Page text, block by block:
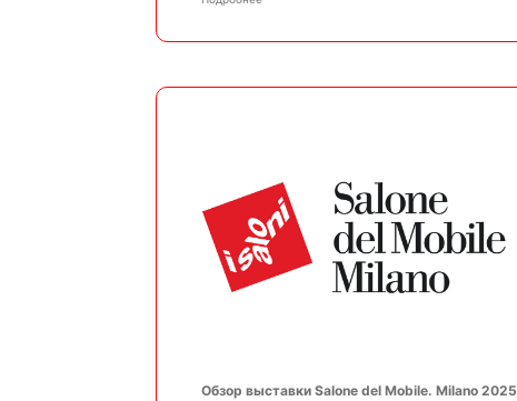
Обзор выставки Salone del Mobile. Milano 2025